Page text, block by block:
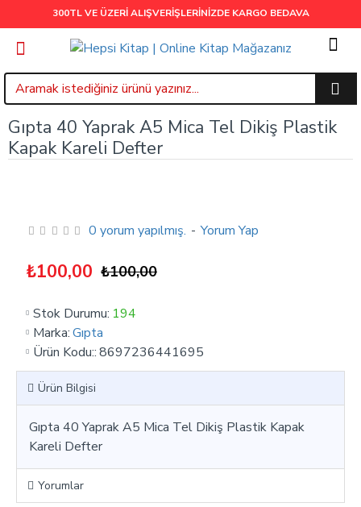
300TL VE ÜZERİ ALIŞVERİŞLERİNİZDE KARGO BEDAVA
Gıpta 40 Yaprak A5 Mica Tel Dikiş Plastik
Kapak Kareli Defter
Stok Durumu: 194
Marka:Gıpta
Ürün Kodu::8697236441695
0 yorum yapılmış. - Yorum Yap
₺100,00 ₺100,00
Ürün Bilgisi
Gıpta 40 Yaprak A5 Mica Tel Dikiş Plastik Kapak
Kareli Defter
Yorumlar